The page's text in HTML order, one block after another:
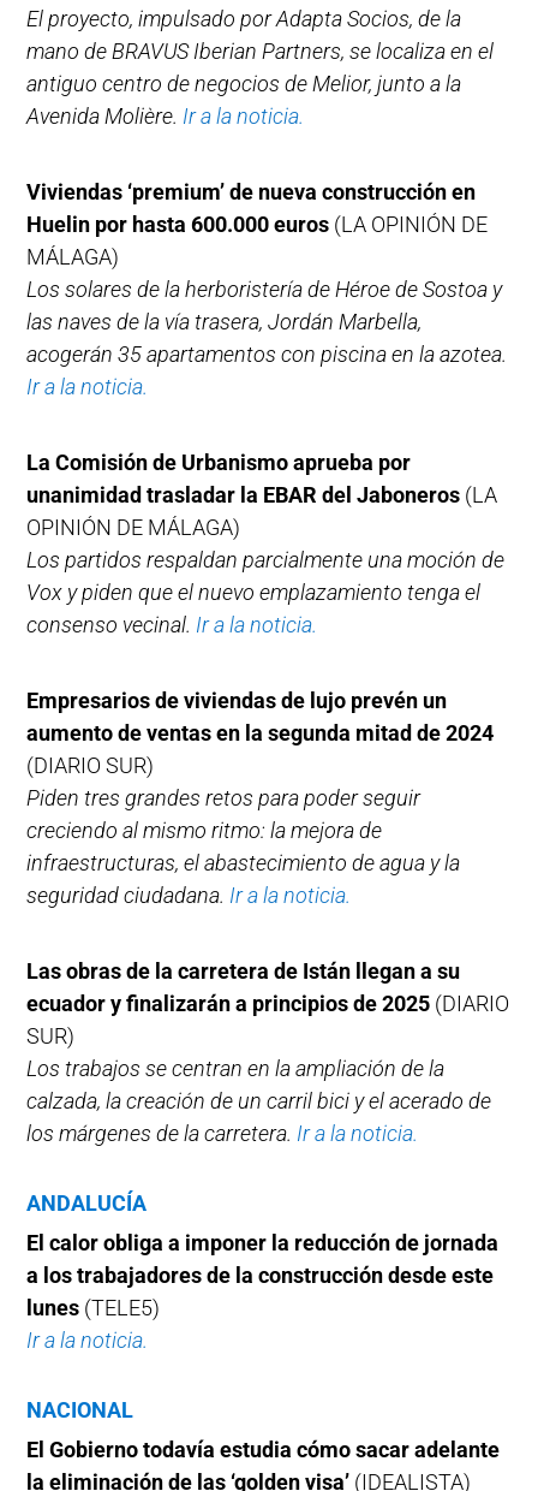
El proyecto, impulsado por Adapta Socios, de la
mano de BRAVUS Iberian Partners, se localiza en el
antiguo centro de negocios de Melior, junto a la
Avenida Molière. Ir a la noticia.
Viviendas ‘premium’ de nueva construcción en
Huelin por hasta 600.000 euros (LA OPINIÓN DE
MÁLAGA)
Los solares de la herboristería de Héroe de Sostoa y
las naves de la vía trasera, Jordán Marbella,
acogerán 35 apartamentos con piscina en la azotea.
Ir a la noticia.
La Comisión de Urbanismo aprueba por
unanimidad trasladar la EBAR del Jaboneros (LA
OPINIÓN DE MÁLAGA)
Los partidos respaldan parcialmente una moción de
Vox y piden que el nuevo emplazamiento tenga el
consenso vecinal. Ir a la noticia.
Empresarios de viviendas de lujo prevén un
aumento de ventas en la segunda mitad de 2024
(DIARIO SUR)
Piden tres grandes retos para poder seguir
creciendo al mismo ritmo: la mejora de
infraestructuras, el abastecimiento de agua y la
seguridad ciudadana. Ir a la noticia.
Las obras de la carretera de Istán llegan a su
ecuador y finalizarán a principios de 2025 (DIARIO
SUR)
Los trabajos se centran en la ampliación de la
calzada, la creación de un carril bici y el acerado de
los márgenes de la carretera. Ir a la noticia.
ANDALUCÍA
El calor obliga a imponer la reducción de jornada
a los trabajadores de la construcción desde este
lunes (TELE5)
Ir a la noticia.
NACIONAL
El Gobierno todavía estudia cómo sacar adelante
la eliminación de las ‘golden visa’ (IDEALISTA)